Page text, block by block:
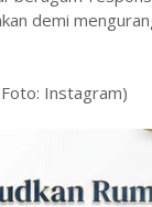
demi
Instagram)